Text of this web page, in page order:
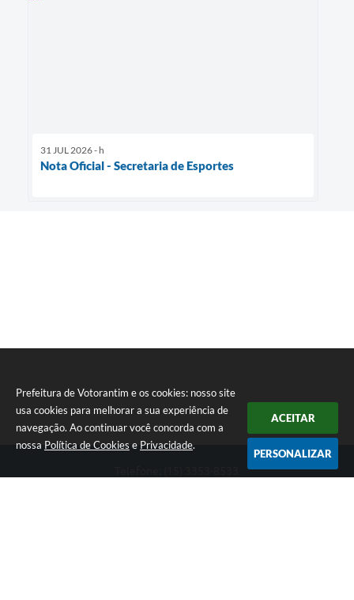
Prefeitura de Votorantim e os cookies: nosso site
usa cookies para melhorar a sua experiência de
navegação. Ao continuar você concorda com a
nossa Política de Cookies e Privacidade.
ACEITAR
PERSONALIZAR
31 JUL 2026 - h
Nota Oficial - Secretaria de Esportes